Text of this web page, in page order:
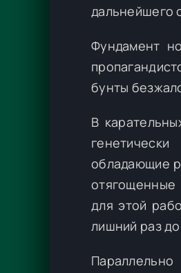
дальнейшего
Фундамент
бунты
В
обладающие
для этой
лишний раз